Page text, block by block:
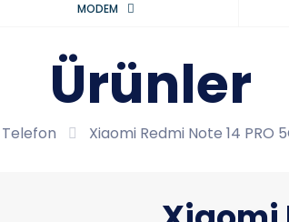
MODEM
Ürünler
Telefon Xiaomi Redmi Note 14 PRO